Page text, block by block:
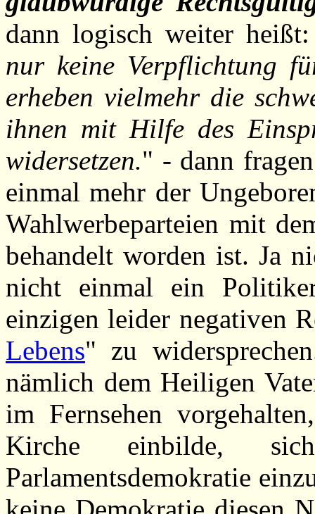
dann logisch weiter
nur keine Verpflichtung
erheben vielmehr die
ihnen mit Hilfe des
widersetzen." - dann
einmal mehr der
Wahlwerbeparteien mit
behandelt worden ist. Ja
nicht einmal ein
einzigen leider negativen
Lebens" zu
nämlich dem Heiligen
im Fernsehen
Kirche einbilde,
Parlamentsdemokratie